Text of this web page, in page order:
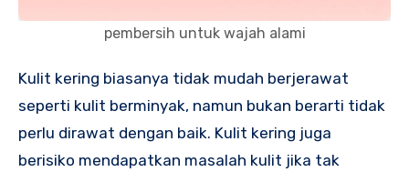
pembersih untuk wajah alami
Kulit kering biasanya tidak mudah berjerawat
seperti kulit berminyak, namun bukan berarti tidak
perlu dirawat dengan baik. Kulit kering juga
berisiko mendapatkan masalah kulit jika tak